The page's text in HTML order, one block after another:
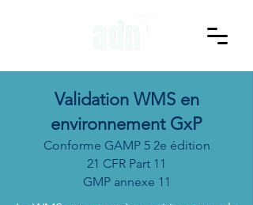
Validation WMS en
environnement GxP
Conforme GAMP 5 2e édition
21 CFR Part 11
GMP annexe 11